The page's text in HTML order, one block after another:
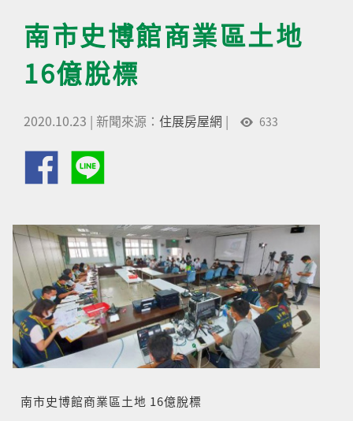
南市史博館商業區土地
16億脫標
2020.10.23 | 新聞來源： 住展房屋網 | 633
南市史博館商業區土地 16億脫標